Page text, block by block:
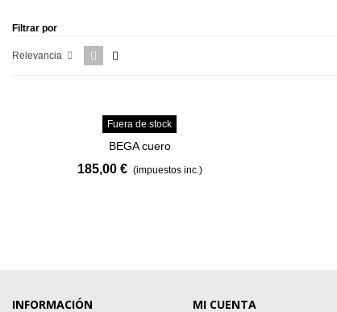
Filtrar por
Relevancia
VER MÁS
Fuera de stock
BEGA cuero
185,00 € (impuestos inc.)
INFORMACIÓN MI CUENTA